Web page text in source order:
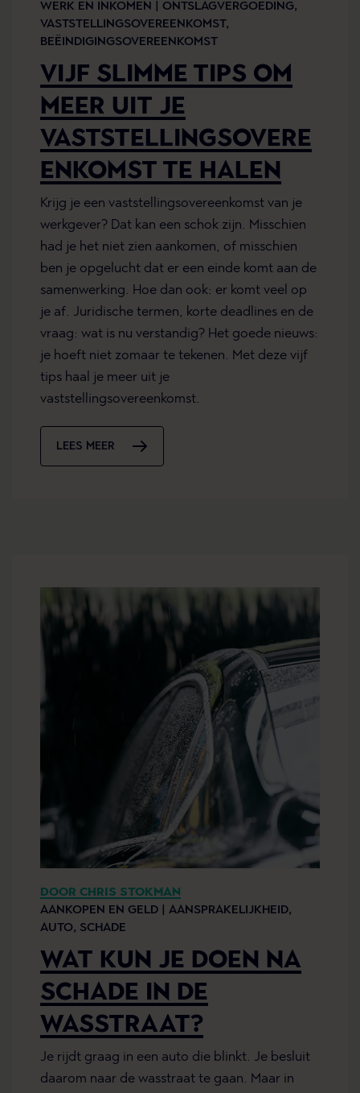
WERK EN INKOMEN |
ONTSLAGVERGOEDING,
VASTSTELLINGSOVEREENKOMST,
BEËINDIGINGSOVEREENKOMST
VIJF SLIMME TIPS OM
MEER UIT JE
VASTSTELLINGSOVERE
ENKOMST TE HALEN
Krijg je een vaststellingsovereenkomst van je
werkgever? Dat kan een schok zijn. Misschien
had je het niet zien aankomen, of misschien
ben je opgelucht dat er een einde komt aan de
samenwerking. Hoe dan ook: er komt veel op
je af. Juridische termen, korte deadlines en de
vraag: wat is nu verstandig? Het goede nieuws:
je hoeft niet zomaar te tekenen. Met deze vijf
tips haal je meer uit je
vaststellingsovereenkomst.
LEES MEER
DOOR CHRIS STOKMAN
AANKOPEN EN GELD |
AANSPRAKELIJKHEID,
AUTO, SCHADE
WAT KUN JE DOEN NA
SCHADE IN DE
WASSTRAAT?
Je rijdt graag in een auto die blinkt. Je besluit
daarom naar de wasstraat te gaan. Maar in